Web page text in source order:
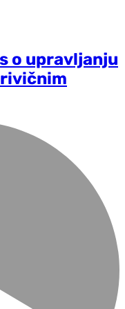
o upravljanju